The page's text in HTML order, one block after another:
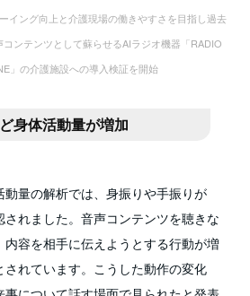
イング向上と介護現場の働きやすさを目指し過去
ンテンツとして蘇らせるAIラジオ機器「RADIO
」の介護施設への導入検証を開始
身体活動量が増加
量の解析では、身振りや手振りが
れました。音声コンテンツを聴きな
容を相手に伝えようとする行動が増
されています。こうした動作の変化